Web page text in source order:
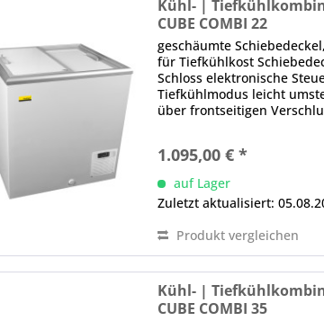
Kühl- |
CUBE COMBI 22
geschäumte
für Tiefkühlkost
Schloss elektronische
Tiefkühlmodus leicht
über frontseitigen
1.095,00 € *
auf Lager
Zuletzt aktualisiert:
Produkt vergleichen
Kühl- |
CUBE COMBI 35